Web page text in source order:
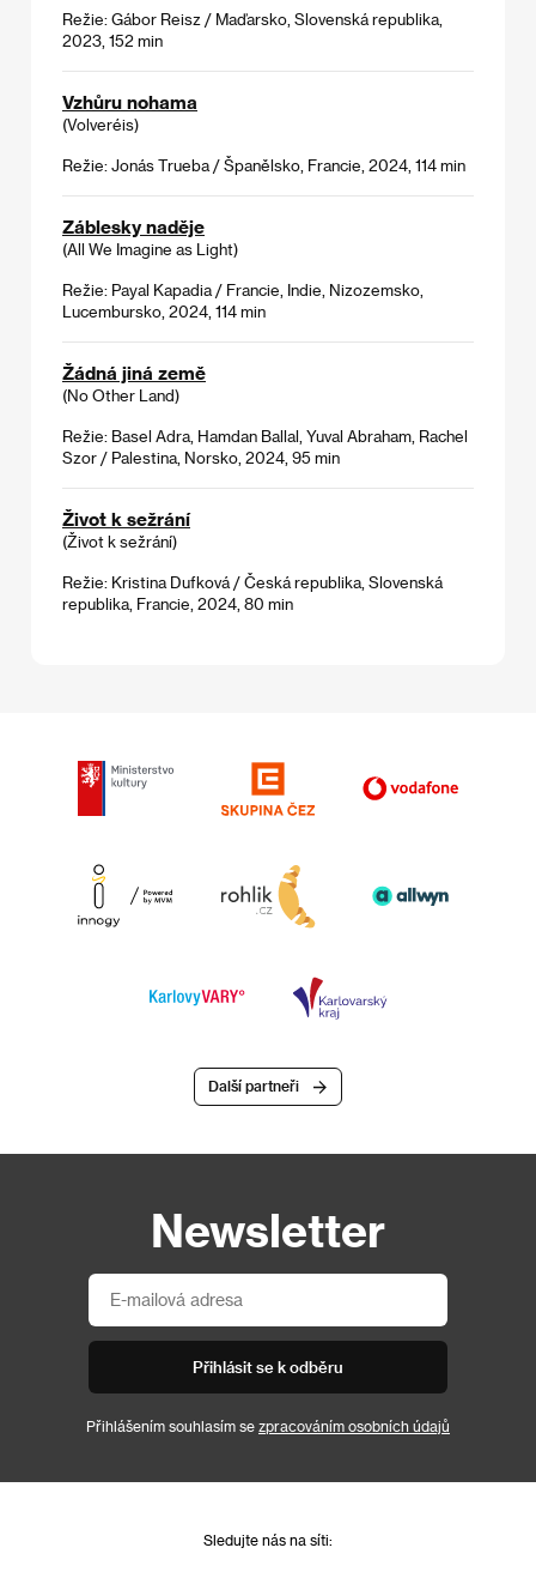
Režie: Gábor Reisz / Maďarsko, Slovenská republika,
2023, 152 min
Vzhůru nohama
(Volveréis)
Režie: Jonás Trueba / Španělsko, Francie, 2024, 114 min
Záblesky naděje
(All We Imagine as Light)
Režie: Payal Kapadia / Francie, Indie, Nizozemsko,
Lucembursko, 2024, 114 min
Žádná jiná země
(No Other Land)
Režie: Basel Adra, Hamdan Ballal, Yuval Abraham, Rachel
Szor / Palestina, Norsko, 2024, 95 min
Život k sežrání
(Život k sežrání)
Režie: Kristina Dufková / Česká republika, Slovenská
republika, Francie, 2024, 80 min
Další partneři
Newsletter
Přihlásit se k odběru
Přihlášením souhlasím se zpracováním osobních údajů
Sledujte nás na síti: